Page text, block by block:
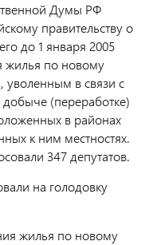
Думы РФ
правительству о
до 1 января 2005
жилья по новому
уволенным в связи с
(переработке)
в районах
к ним местностях.
347 депутатов.
на голодовку
жилья по новому